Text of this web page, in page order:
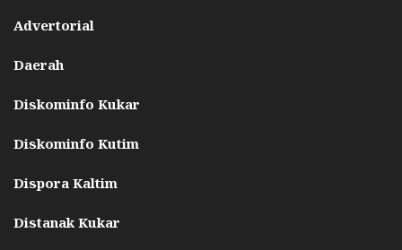
Advertorial
Daerah
Diskominfo Kukar
Diskominfo Kutim
Dispora Kaltim
Distanak Kukar